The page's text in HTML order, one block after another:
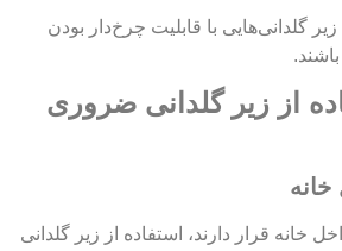
گلدانی‌هایی با قابلیت چرخ‌دار بودن
از زیر گلدانی ضروری
خانه قرار دارند، استفاده از زیر گلدانی